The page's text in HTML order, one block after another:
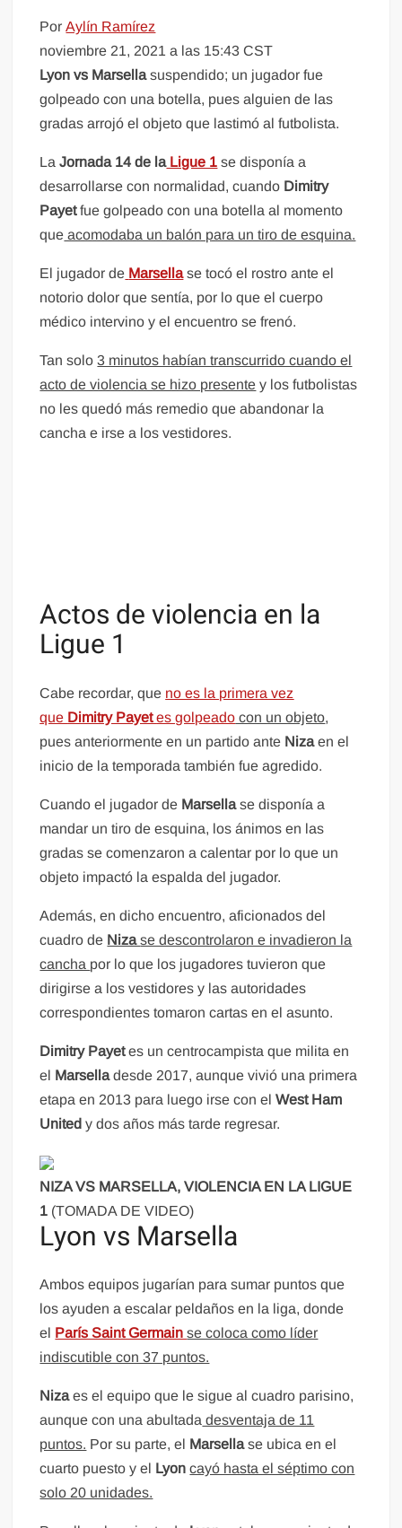
PorAylín Ramírez
noviembre 21, 2021 a las 15:43 CST
Lyon vs Marsellasuspendido; un jugador fue
golpeado con una botella, pues alguien de las
gradas arrojó el objeto que lastimó al futbolista.
LaJornada 14 de laLigue 1 se disponía a
desarrollarse con normalidad, cuando Dimitry
Payetfue golpeado con una botella al momento
que acomodaba un balón para un tiro de esquina.
El jugador de Marsellase tocó el rostro ante el
notorio dolor que sentía, por lo que el cuerpo
médico intervino y el encuentro se frenó.
Tan solo3 minutos habían transcurrido cuando el
acto de violencia se hizo presente y los futbolistas
no les quedó más remedio que abandonar la
cancha e irse a los vestidores.
Actos de violencia en la
Ligue 1
Cabe recordar, que no es la primera vez
que Dimitry Payetes golpeado con un objeto,
pues anteriormente en un partido ante Nizaen el
inicio de la temporada también fue agredido.
Cuando el jugador de Marsellase disponía a
mandar un tiro de esquina, los ánimos en las
gradas se comenzaron a calentar por lo que un
objeto impactó la espalda del jugador.
Además, en dicho encuentro, aficionados del
cuadro de Nizase descontrolaron e invadieron la
cancha por lo que los jugadores tuvieron que
dirigirse a los vestidores y las autoridades
correspondientes tomaron cartas en el asunto.
Dimitry Payetes un centrocampista que milita en
el Marselladesde 2017, aunque vivió una primera
etapa en 2013 para luego irse con elWest Ham
United y dos años más tarde regresar.
NIZA VS MARSELLA, VIOLENCIA EN LA LIGUE
1 (TOMADA DE VIDEO)
Lyon vs Marsella
Ambos equipos jugarían para sumar puntos que
los ayuden a escalar peldaños en la liga, donde
el París Saint Germainse coloca como líder
indiscutible con 37 puntos.
Nizaes el equipo que le sigue al cuadro parisino,
aunque con una abultada desventaja de 11
puntos. Por su parte, el Marsellase ubica en el
cuarto puesto y el Lyon cayó hasta el séptimo con
solo 20 unidades.